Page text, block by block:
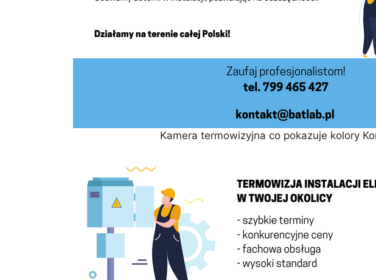
Kamera termowizyjna co pokazuje kolory